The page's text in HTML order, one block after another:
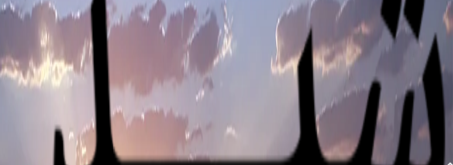
مینی‌وبسایتاطلاعات و امکانات مجموعه اینجا قرار داره